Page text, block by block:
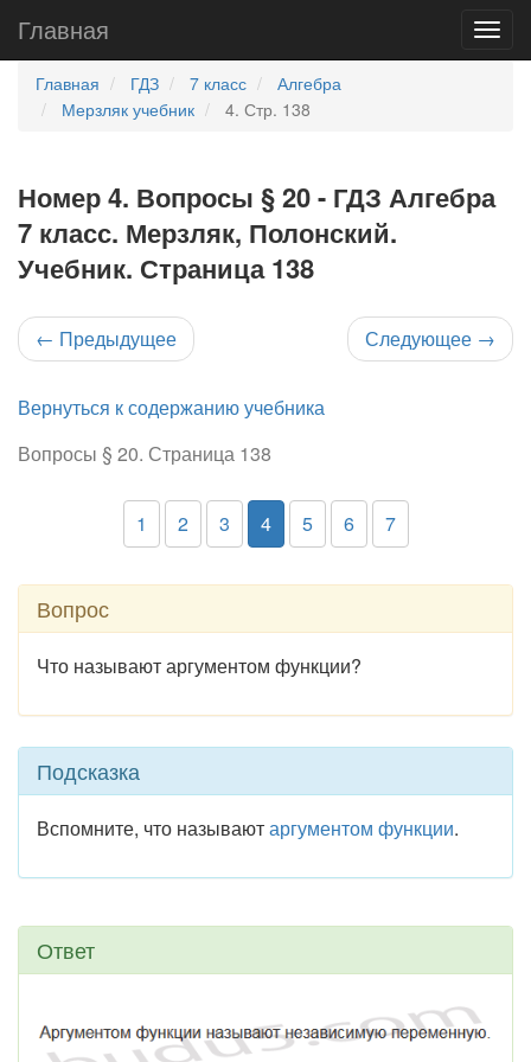
Главная
Главная ГДЗ 7 класс
Алгебра
Мерзляк учебник
4. Стр. 138
Номер 4. Вопросы § 20 - ГДЗ Алгебра
7 класс. Мерзляк, Полонский.
Учебник. Страница 138
← Предыдущее Следующее →
Вернуться к содержанию учебника
Вопросы § 20. Страница 138
1 2 3 4 5 6 7
Вопрос
Что называют аргументом функции?
Подсказка
Вспомните, что называютаргументом функции.
Ответ